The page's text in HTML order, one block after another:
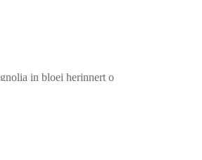
in bloei herinnert o